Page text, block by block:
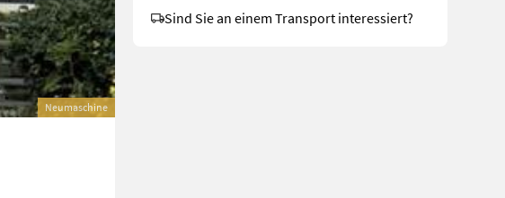
Sind Sie an einem Transport interessiert?
Neumaschine